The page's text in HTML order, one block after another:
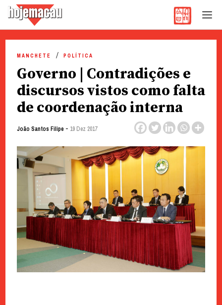
content
MANCHETE POLÍTICA
Governo | Contradições e
discursos vistos como falta
de coordenação interna
João Santos Filipe - 19 Dez 2017